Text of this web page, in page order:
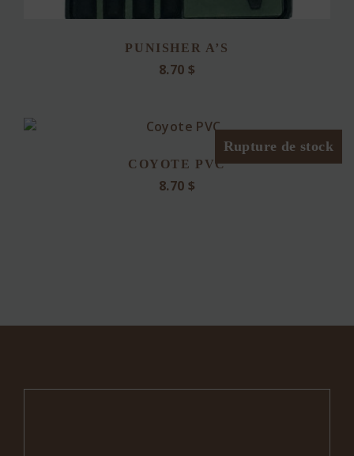
PUNISHER A’S
8.70 $
Rupture de stock
COYOTE PVC
8.70 $